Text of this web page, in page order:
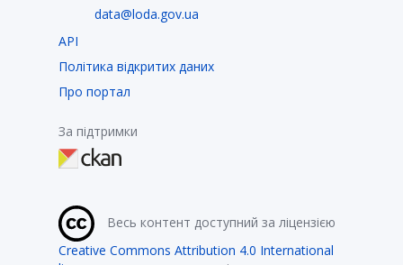
data@loda.gov.ua
API
Політика відкритих даних
Про портал
За підтримки
Весь контент доступний за ліцензією
Creative Commons Attribution 4.0 International